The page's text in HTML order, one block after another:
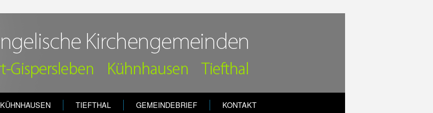
KÜHNHAUSEN TIEFTHAL GEMEINDEBRIEF KONTAKT